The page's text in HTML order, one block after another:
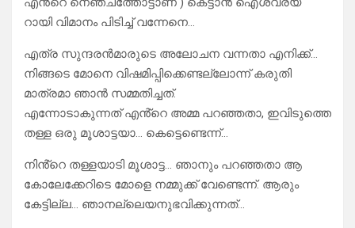
റായി വിമാനം പിടിച്ച് വന്നേനെ…
എത്ര സുന്ദരൻമാരുടെ അലോചന വന്നതാ എനിക്ക്…
നിങ്ങടെ മോനെ വിഷമിപ്പിക്കെണ്ടല്ലോന്ന് കരുതി
മാത്രമാ ഞാൻ സമ്മതിച്ചത്.
എന്നോടാകുന്നത് എൻ്റെ അമ്മ പറഞ്ഞതാ, ഇവിടുത്തെ
തള്ള ഒരു മൂശാട്ടയാ… കെട്ടെണ്ടെന്ന്…
നിൻ്റെ തള്ളയാടി മൂശാട്ട… ഞാനും പറഞ്ഞതാ ആ
കോലേക്കേറിടെ മോളെ നമ്മുക്ക് വേണ്ടെന്ന്. ആരും
കേട്ടില്ല… ഞാനല്ലെയനുഭവിക്കുന്നത്…